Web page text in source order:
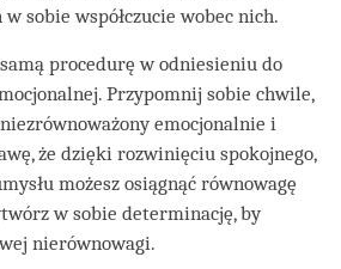
sobie współczucie wobec nich.
procedurę w odniesieniu do
Przypomnij sobie chwile,
emocjonalnie i
że dzięki rozwinięciu spokojnego,
możesz osiągnąć równowagę
w sobie determinację, by
nierównowagi.